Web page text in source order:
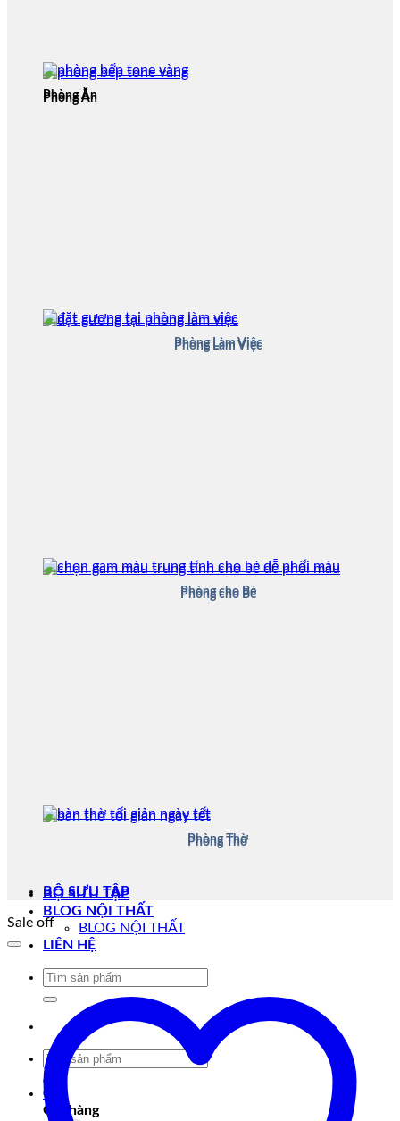
Phòng Ăn
Phòng Làm Việc
Phòng cho Bé
Phòng Thờ
BỘ SƯU TẬP
BLOG NỘI THẤT
BLOG NỘI THẤT
LIÊN HỆ
Tìm
Tìm
kiếm:
0
Giỏ hàng
Phòng Ăn
Phòng Làm Việc
Phòng cho Bé
Phòng Thờ
BỘ SƯU TẬP
Sale off